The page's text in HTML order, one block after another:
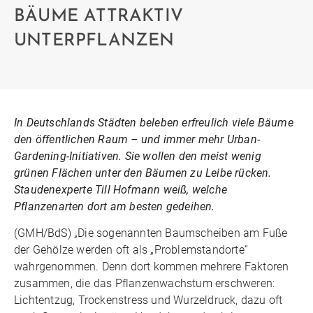
BÄUME ATTRAKTIV
UNTERPFLANZEN
In Deutschlands Städten beleben erfreulich viele Bäume
den öffentlichen Raum – und immer mehr Urban-
Gardening-Initiativen. Sie wollen den meist wenig
grünen Flächen unter den Bäumen zu Leibe rücken.
Staudenexperte Till Hofmann weiß, welche
Pflanzenarten dort am besten gedeihen.
(GMH/BdS) „Die sogenannten Baumscheiben am Fuße
der Gehölze werden oft als „Problemstandorte“
wahrgenommen. Denn dort kommen mehrere Faktoren
zusammen, die das Pflanzenwachstum erschweren:
Lichtentzug, Trockenstress und Wurzeldruck, dazu oft